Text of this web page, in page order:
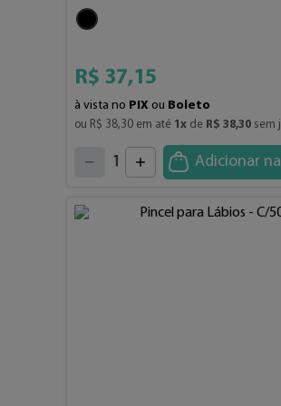
R$ 37,15
à vista no PIX ou Boleto
ou R$ 38,30 em até 1 x de R$ 38,30 sem
1 Adicionar